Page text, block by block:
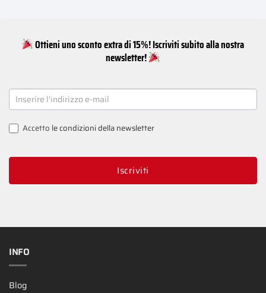
Ottieni uno sconto extra di 15%! Iscriviti subito alla nostra
newsletter!
NEWSLETTER
SIGNUP
Accetto le condizioni della newsletter
Iscriviti
INFO
Blog